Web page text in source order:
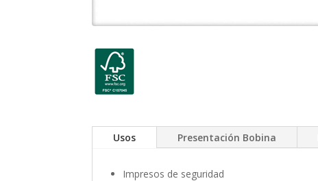
Usos Presentación Bobina
Impresos de seguridad